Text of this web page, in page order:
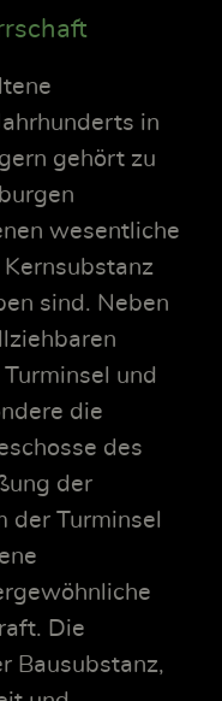
in
gehört zu
wesentliche
sind. Neben
und
die
des
der
der Turminsel
Die
Bausubstanz,